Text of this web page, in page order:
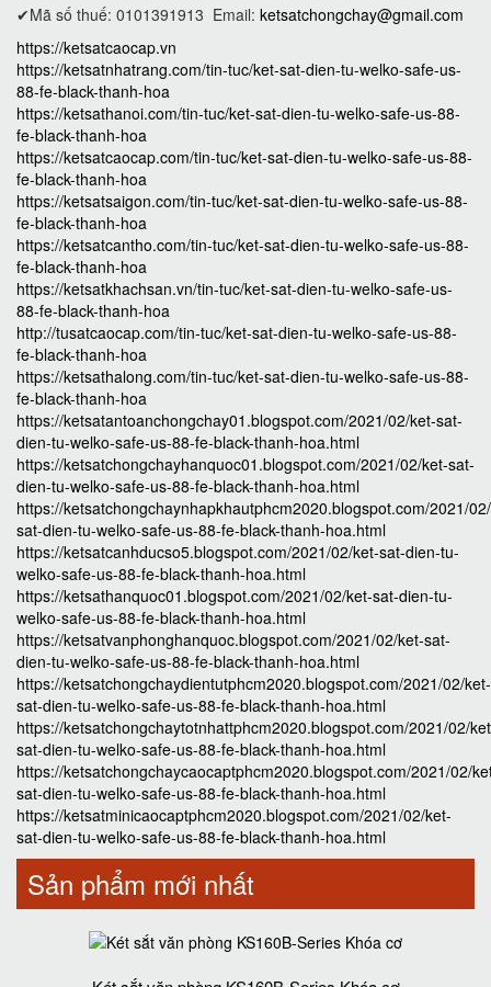
✔Mã số thuế: 0101391913 Email: ketsatchongchay@gmail.com
https://ketsatcaocap.vn
https://ketsatnhatrang.com/tin-tuc/ket-sat-dien-tu-welko-safe-us-
88-fe-black-thanh-hoa
https://ketsathanoi.com/tin-tuc/ket-sat-dien-tu-welko-safe-us-88-
fe-black-thanh-hoa
https://ketsatcaocap.com/tin-tuc/ket-sat-dien-tu-welko-safe-us-88-
fe-black-thanh-hoa
https://ketsatsaigon.com/tin-tuc/ket-sat-dien-tu-welko-safe-us-88-
fe-black-thanh-hoa
https://ketsatcantho.com/tin-tuc/ket-sat-dien-tu-welko-safe-us-88-
fe-black-thanh-hoa
https://ketsatkhachsan.vn/tin-tuc/ket-sat-dien-tu-welko-safe-us-
88-fe-black-thanh-hoa
http://tusatcaocap.com/tin-tuc/ket-sat-dien-tu-welko-safe-us-88-
fe-black-thanh-hoa
https://ketsathalong.com/tin-tuc/ket-sat-dien-tu-welko-safe-us-88-
fe-black-thanh-hoa
https://ketsatantoanchongchay01.blogspot.com/2021/02/ket-sat-
dien-tu-welko-safe-us-88-fe-black-thanh-hoa.html
https://ketsatchongchayhanquoc01.blogspot.com/2021/02/ket-sat-
dien-tu-welko-safe-us-88-fe-black-thanh-hoa.html
https://ketsatchongchaynhapkhautphcm2020.blogspot.com/2021/
sat-dien-tu-welko-safe-us-88-fe-black-thanh-hoa.html
https://ketsatcanhducso5.blogspot.com/2021/02/ket-sat-dien-tu-
welko-safe-us-88-fe-black-thanh-hoa.html
https://ketsathanquoc01.blogspot.com/2021/02/ket-sat-dien-tu-
welko-safe-us-88-fe-black-thanh-hoa.html
https://ketsatvanphonghanquoc.blogspot.com/2021/02/ket-sat-
dien-tu-welko-safe-us-88-fe-black-thanh-hoa.html
https://ketsatchongchaydientutphcm2020.blogspot.com/2021/02/ket-
sat-dien-tu-welko-safe-us-88-fe-black-thanh-hoa.html
https://ketsatchongchaytotnhattphcm2020.blogspot.com/2021/02/
sat-dien-tu-welko-safe-us-88-fe-black-thanh-hoa.html
https://ketsatchongchaycaocaptphcm2020.blogspot.com/2021/02/
sat-dien-tu-welko-safe-us-88-fe-black-thanh-hoa.html
https://ketsatminicaocaptphcm2020.blogspot.com/2021/02/ket-
sat-dien-tu-welko-safe-us-88-fe-black-thanh-hoa.html
Sản phẩm mới nhất